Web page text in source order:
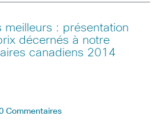
meilleurs : présentation
décernés à notre
canadiens 2014
Commentaires